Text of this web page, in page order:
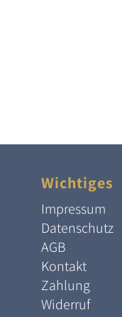
Wichtiges
Impressum
Datenschutz
AGB
Kontakt
Zahlung
Widerruf